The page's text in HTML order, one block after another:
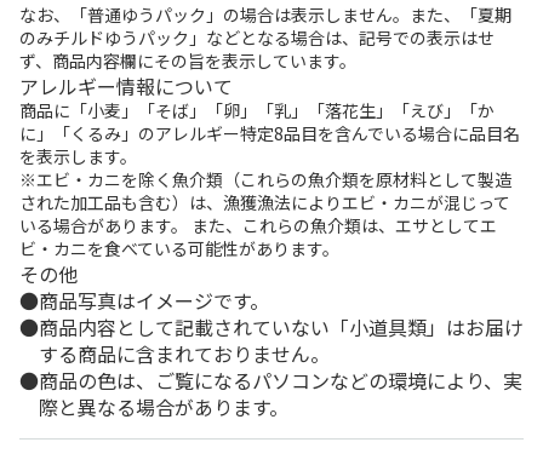
なお、「普通ゆうパック」の場合は表示しません。また、「夏期
のみチルドゆうパック」などとなる場合は、記号での表示はせ
ず、商品内容欄にその旨を表示しています。
アレルギー情報について
商品に「小麦」「そば」「卵」「乳」「落花生」「えび」「か
に」「くるみ」のアレルギー特定8品目を含んでいる場合に品目名
を表示します。
※エビ・カニを除く魚介類（これらの魚介類を原材料として製造
された加工品も含む）は、漁獲漁法によりエビ・カニが混じって
いる場合があります。 また、これらの魚介類は、エサとしてエ
ビ・カニを食べている可能性があります。
その他
商品写真はイメージです。
商品内容として記載されていない「小道具類」はお届け
する商品に含まれておりません。
商品の色は、ご覧になるパソコンなどの環境により、実
際と異なる場合があります。